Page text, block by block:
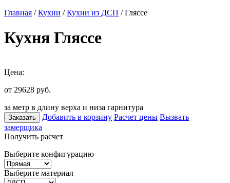
Главная /Кухни /Кухни из ДСП / Гляссе
Кухня Гляссе
Цена:
от 29628 руб.
за метр в длину верха и низа гарнитура
Заказать Добавить в корзину Расчет цены Вызвать
замерщика
Получить расчет
Выберите конфигурацию
Выберите материал